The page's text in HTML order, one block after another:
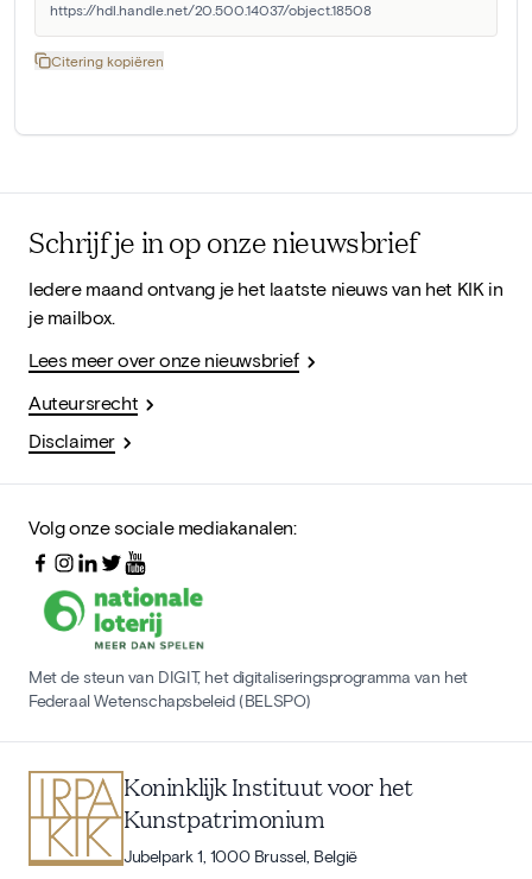
https://hdl.handle.net/20.500.14037/object.18508
Citering kopiëren
Schrijf je in op onze nieuwsbrief
Iedere maand ontvang je het laatste nieuws van het KIK in
je mailbox.
Lees meer over onze nieuwsbrief
Auteursrecht
Disclaimer
Volg onze sociale mediakanalen:
Met de steun van DIGIT, het digitaliseringsprogramma van het
Federaal Wetenschapsbeleid (BELSPO)
Koninklijk Instituut voor het
Kunstpatrimonium
Jubelpark 1, 1000 Brussel, België